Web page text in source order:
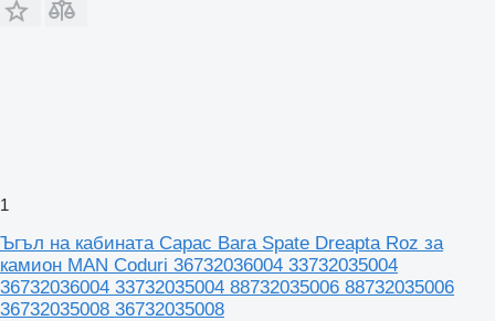
1
Ъгъл на кабината Capac Bara Spate Dreapta Roz за
камион MAN Coduri 36732036004 33732035004
36732036004 33732035004 88732035006 88732035006
36732035008 36732035008